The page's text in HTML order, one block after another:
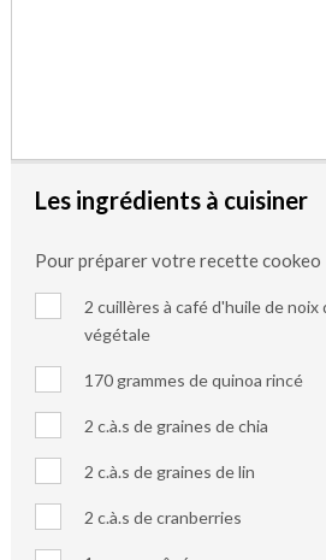
Les ingrédients à cuisiner
Pour préparer votre recette cookeo
2 cuillères à café d'huile de noix
végétale
170 grammes de quinoa rincé
2 c.à.s de graines de chia
2 c.à.s de graines de lin
2 c.à.s de cranberries